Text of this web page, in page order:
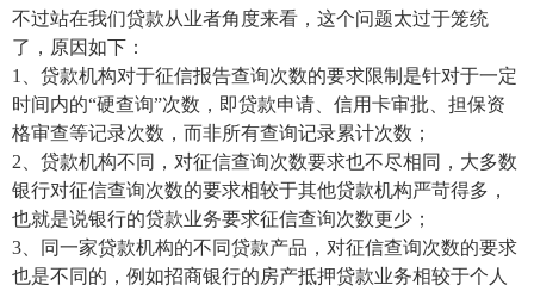
不过站在我们贷款从业者角度来看，这个问题太过于笼统
了，原因如下：
1、贷款机构对于征信报告查询次数的要求限制是针对于一定
时间内的“硬查询”次数，即贷款申请、信用卡审批、担保资
格审查等记录次数，而非所有查询记录累计次数；
2、贷款机构不同，对征信查询次数要求也不尽相同，大多数
银行对征信查询次数的要求相较于其他贷款机构严苛得多，
也就是说银行的贷款业务要求征信查询次数更少；
3、同一家贷款机构的不同贷款产品，对征信查询次数的要求
也是不同的，例如招商银行的房产抵押贷款业务相较于个人